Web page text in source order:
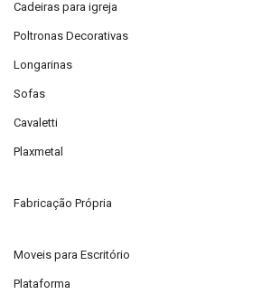
Cadeiras para igreja
Poltronas Decorativas
Longarinas
Sofas
Cavaletti
Plaxmetal
Fabricação Própria
Moveis para Escritório
Plataforma